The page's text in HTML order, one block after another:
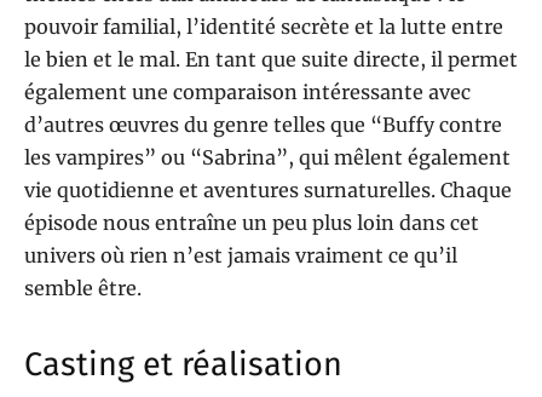
pouvoir familial, l’identité secrète et la lutte entre
le bien et le mal. En tant que suite directe, il permet
également une comparaison intéressante avec
d’autres œuvres du genre telles que “Buffy contre
les vampires” ou “Sabrina”, qui mêlent également
vie quotidienne et aventures surnaturelles. Chaque
épisode nous entraîne un peu plus loin dans cet
univers où rien n’est jamais vraiment ce qu’il
semble être.
Casting et réalisation